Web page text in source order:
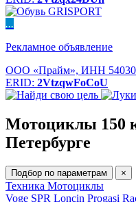
...
Рекламное объявление
ООО «Прайм», ИНН
ERID: 2VtzqwFoCoU
Мотоциклы 150
Петербурге
Подбор по параметрам ×
Техника Мотоциклы
Voge SPR Loncin Progasi